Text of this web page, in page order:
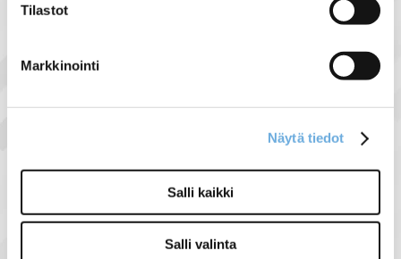
Tilastot
Markkinointi
Näytä tiedot
Salli kaikki
Salli valinta